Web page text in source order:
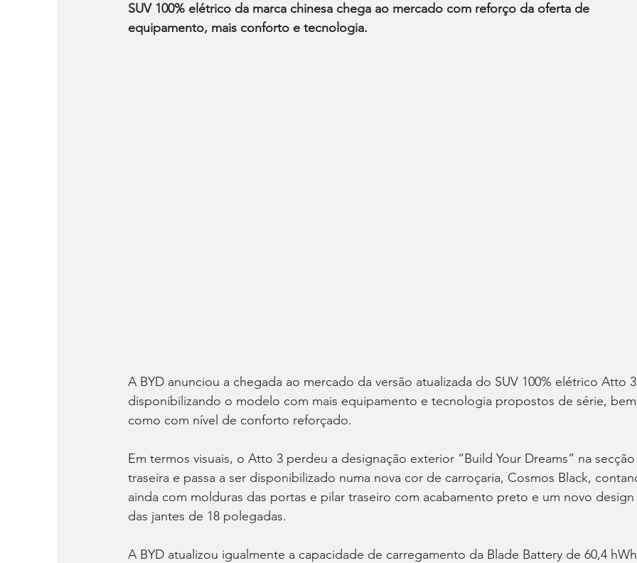
SUV 100% elétrico da marca chinesa chega ao mercado com reforço da oferta de
equipamento, mais conforto e tecnologia.
A BYD anunciou a chegada ao mercado da versão atualizada do SUV 100% elétrico Atto
disponibilizando o modelo com mais equipamento e tecnologia propostos de série,
como com nível de conforto reforçado.
Em termos visuais, o Atto 3 perdeu a designação exterior “Build Your Dreams” na
traseira e passa a ser disponibilizado numa nova cor de carroçaria, Cosmos Black,
ainda com molduras das portas e pilar traseiro com acabamento preto e um novo design
das jantes de 18 polegadas.
A BYD atualizou igualmente a capacidade de carregamento da Blade Battery de 60,4